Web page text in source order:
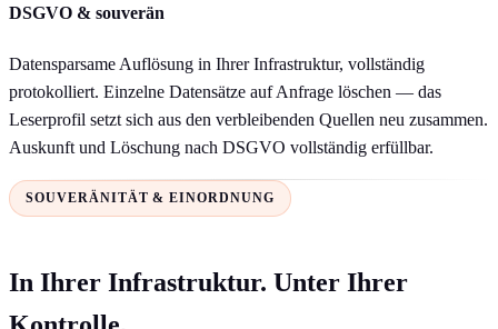
DSGVO & souverän
Datensparsame Auflösung in Ihrer Infrastruktur, vollständig
protokolliert. Einzelne Datensätze auf Anfrage löschen — das
Leserprofil setzt sich aus den verbleibenden Quellen neu zusammen.
Auskunft und Löschung nach DSGVO vollständig erfüllbar.
SOUVERÄNITÄT & EINORDNUNG
In Ihrer Infrastruktur. Unter Ihrer